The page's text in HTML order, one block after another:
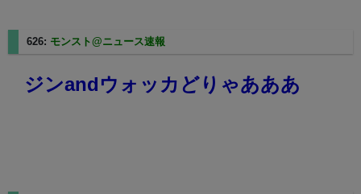
626: モンスト@ニュース速報
ジンandウォッカどりゃあああ